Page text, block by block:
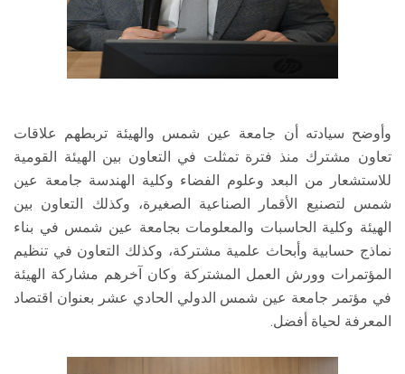
وأوضح سيادته أن جامعة عين شمس والهيئة تربطهم علاقات
تعاون مشترك منذ فترة تمثلت في التعاون بين الهيئة القومية
للاستشعار من البعد وعلوم الفضاء وكلية الهندسة جامعة عين
شمس لتصنيع الأقمار الصناعية الصغيرة، وكذلك التعاون بين
الهيئة وكلية الحاسبات والمعلومات بجامعة عين شمس في بناء
نماذج حسابية وأبحاث علمية مشتركة، وكذلك التعاون في تنظيم
المؤتمرات وورش العمل المشتركة وكان آخرهم مشاركة الهيئة
في مؤتمر جامعة عين شمس الدولي الحادي عشر بعنوان اقتصاد
المعرفة لحياة أفضل.